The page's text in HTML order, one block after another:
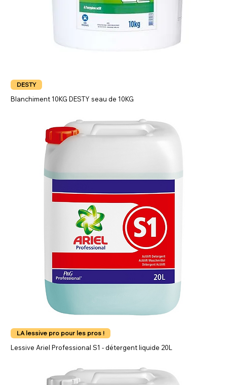
DESTY
Blanchiment 10KG DESTY seau de 10KG
LA lessive pro pour les pros !
Lessive Ariel Professional S1 - détergent liquide 20L